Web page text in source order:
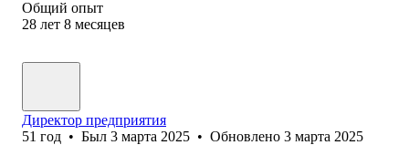
Общий опыт
28 лет 8 месяцев
Директор предприятия
51 год • Был 3 марта 2025 • Обновлено 3 марта 2025